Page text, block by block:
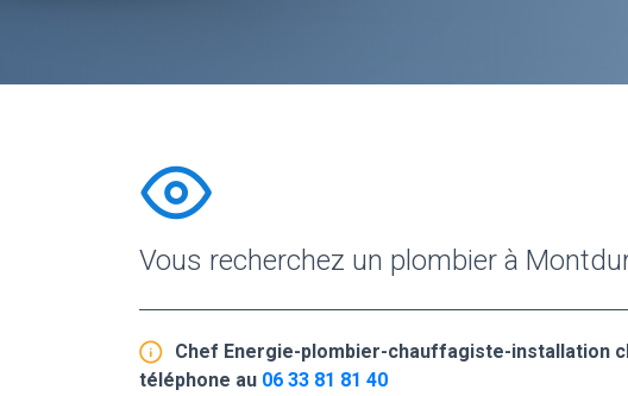
Vous recherchez un plombier à
Chef Energie-plombier-chauffagiste-installation
téléphone au 06 33 81 81 40